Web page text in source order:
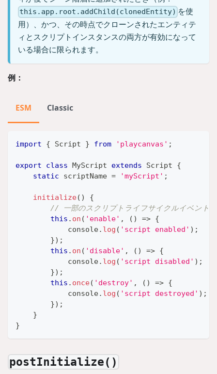
this.app.root.addChild(clonedEntity) を使
用）、かつ、その時点でクローンされたエンティテ
ィとスクリプトインスタンスの両方が有効になって
いる場合に限られます。
例：
ESM Classic
import { Script } from 'playcanvas' ;
export class MyScript extends Script
{
static scriptName = 'myScript' ;
initialize( )
{
// 一部のスクリプトライフサイクルイベント
this . on ( 'enable' , ( ) => {
console. log ( 'script enabled' ) ;
}) ;
this . on ( 'disable' , ( ) => {
console. log ( 'script disabled' ) ;
}) ;
this . once( 'destroy' , ( ) => {
console. log ( 'script destroyed' ) ;
}) ;
}
}
postInitialize()